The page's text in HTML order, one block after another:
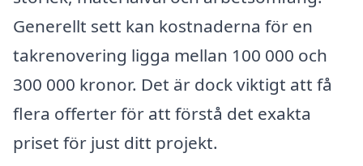
Generellt sett kan kostnaderna för en
takrenovering ligga mellan 100 000 och
300 000 kronor. Det är dock viktigt att få
flera offerter för att förstå det exakta
priset för just ditt projekt.